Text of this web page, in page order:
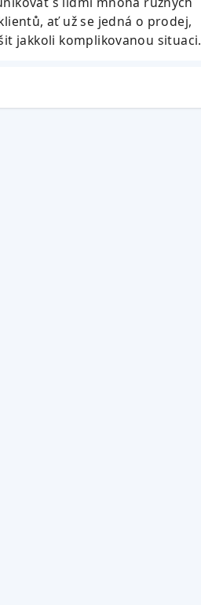
ať už se jedná o prodej,
jakkoli komplikovanou situaci.